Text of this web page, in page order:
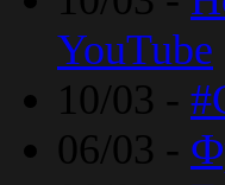
YouTube
10/03 -
06/03 -